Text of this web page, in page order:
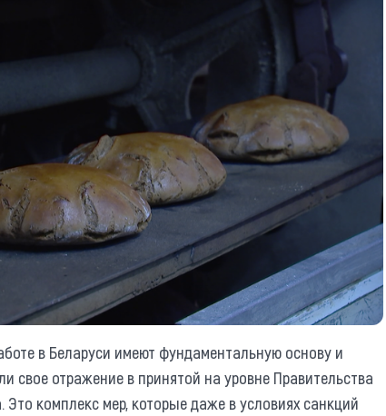
в Беларуси имеют фундаментальную основу и
свое отражение в принятой на уровне Правительства
Это комплекс мер, которые даже в условиях санкций